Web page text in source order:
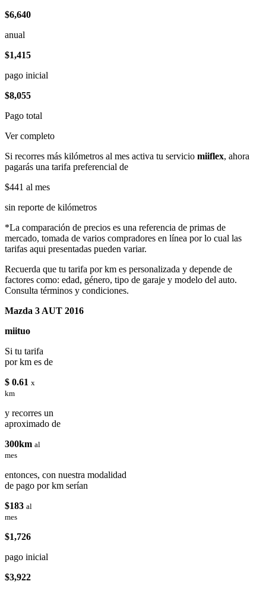
$6,640
anual
$1,415
pago inicial
$8,055
Pago total
Ver completo
Si recorres más kilómetros al mes activa tu servicio miiflex, ahora
pagarás una tarifa preferencial de
$441 al mes
sin reporte de kilómetros
*La comparación de precios es una referencia de primas de
mercado, tomada de varios compradores en línea por lo cual las
tarifas aqui presentadas pueden variar.
Recuerda que tu tarifa por km es personalizada y depende de
factores como: edad, género, tipo de garaje y modelo del auto.
Consulta términos y condiciones.
Mazda 3 AUT 2016
miituo
Si tu tarifa
por km es de
$ 0.61 x
km
y recorres un
aproximado de
300km al
mes
entonces, con nuestra modalidad
de pago por km serían
$183 al
mes
$1,726
pago inicial
$3,922